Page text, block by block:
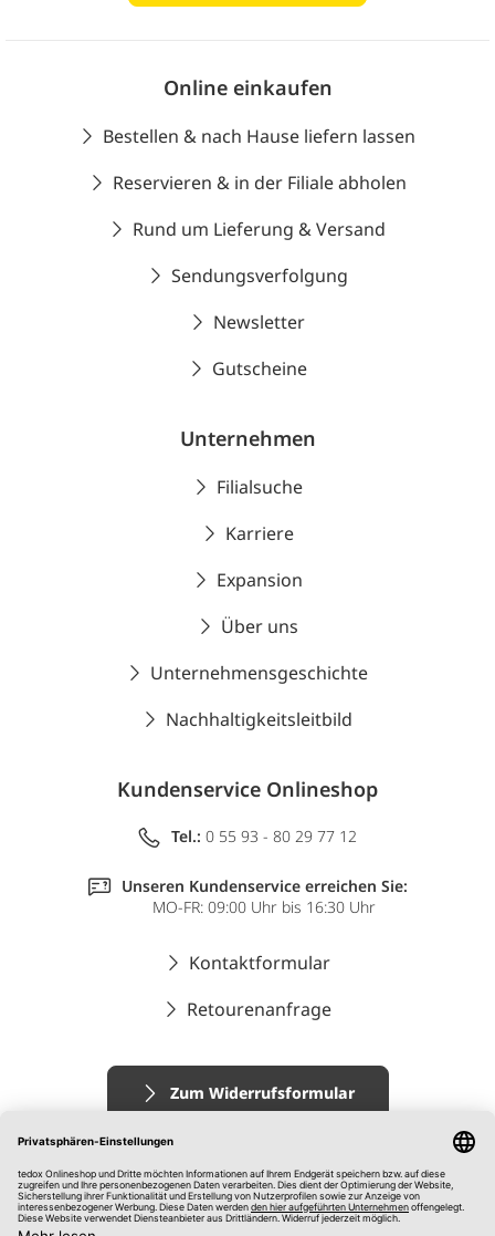
Online einkaufen
Bestellen & nach Hause liefern lassen
Reservieren & in der Filiale abholen
Rund um Lieferung & Versand
Sendungsverfolgung
Newsletter
Gutscheine
Unternehmen
Filialsuche
Karriere
Expansion
Über uns
Unternehmensgeschichte
Nachhaltigkeitsleitbild
Kundenservice Onlineshop
Tel.: 0 55 93 - 80 29 77 12
Unseren Kundenservice erreichen Sie:
MO-FR: 09:00 Uhr bis 16:30 Uhr
Kontaktformular
Retourenanfrage
Zum Widerrufsformular
Impressum
AGB